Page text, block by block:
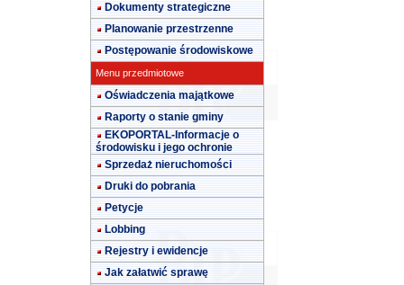
Dokumenty strategiczne
Planowanie przestrzenne
Postępowanie środowiskowe
Menu przedmiotowe
Oświadczenia majątkowe
Raporty o stanie gminy
EKOPORTAL-Informacje o
środowisku i jego ochronie
Sprzedaż nieruchomości
Druki do pobrania
Petycje
Lobbing
Rejestry i ewidencje
Jak załatwić sprawę